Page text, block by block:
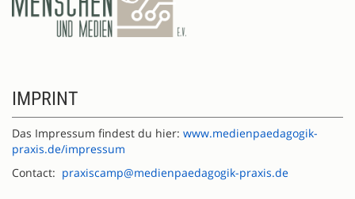
IMPRINT
Das Impressum findest du hier: www.medienpaedagogik-
praxis.de/impressum
Contact: praxiscamp@medienpaedagogik-praxis.de